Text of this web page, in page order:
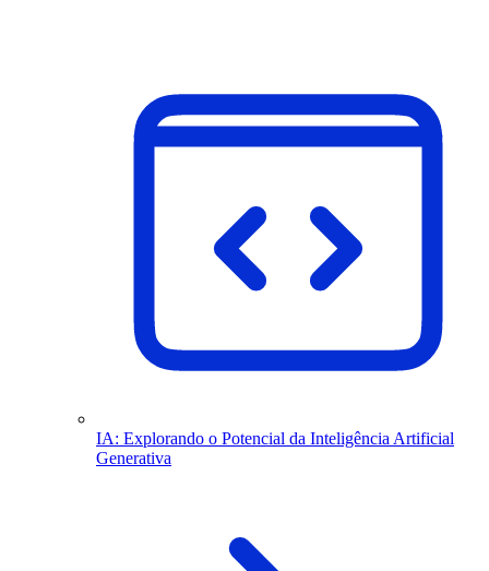
IA: Explorando o Potencial da Inteligência Artificial
Generativa